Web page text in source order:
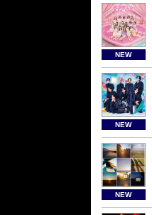
NEW
NEW
NEW